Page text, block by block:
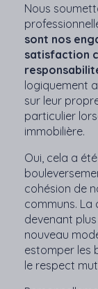
Nous
sont nos
satisfaction
logiquement
sur leur
particulier
immobilière.
Oui, cela a
cohésion de
communs. La
devenant
nouveau
estomper les
le respect